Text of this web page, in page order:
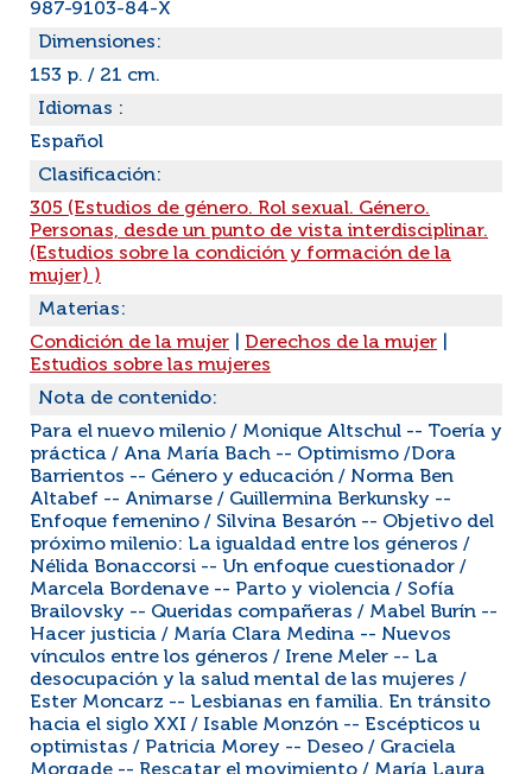
987-9103-84-X
Dimensiones:
153 p. / 21 cm.
Idiomas :
Español
Clasificación:
305 (Estudios de género. Rol sexual. Género.
Personas, desde un punto de vista interdisciplinar.
(Estudios sobre la condición y formación de la
mujer) )
Materias:
Condición de la mujer
Derechos de la mujer
Estudios sobre las mujeres
Nota de contenido:
Para el nuevo milenio / Monique Altschul -- Toería y
práctica / Ana María Bach -- Optimismo /Dora
Barrientos -- Género y educación / Norma Ben
Altabef -- Animarse / Guillermina Berkunsky --
Enfoque femenino / Silvina Besarón -- Objetivo del
próximo milenio: La igualdad entre los géneros /
Nélida Bonaccorsi -- Un enfoque cuestionador /
Marcela Bordenave -- Parto y violencia / Sofía
Brailovsky -- Queridas compañeras / Mabel Burín --
Hacer justicia / María Clara Medina -- Nuevos
vínculos entre los géneros / Irene Meler -- La
desocupación y la salud mental de las mujeres /
Ester Moncarz -- Lesbianas en familia. En tránsito
hacia el siglo XXI / Isable Monzón -- Escépticos u
optimistas / Patricia Morey -- Deseo / Graciela